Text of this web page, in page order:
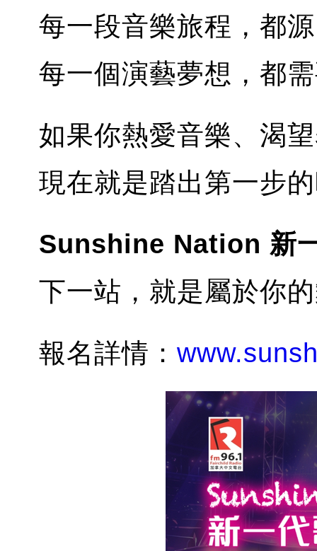
每一段音樂旅程，都
每一個演藝夢想，都
如果你熱愛音樂、渴
現在就是踏出第一步
Sunshine Nation 新
下一站，就是屬於你
報名詳情：